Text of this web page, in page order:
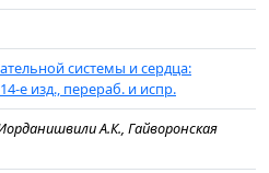
системы и сердца:
е изд., перераб. и испр.
А.К., Гайворонская